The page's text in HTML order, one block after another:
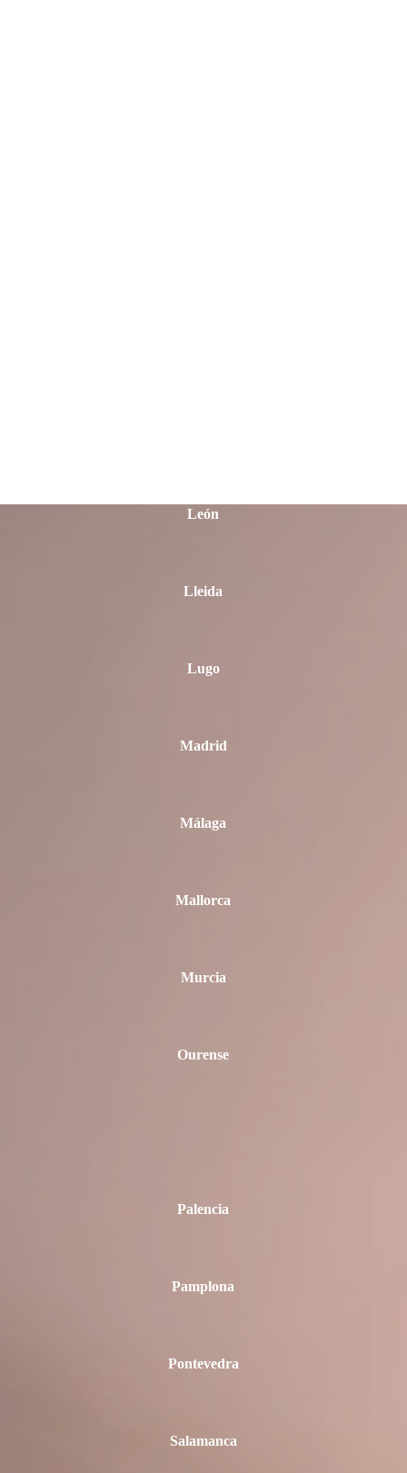
León
Lleida
Lugo
Madrid
Málaga
Mallorca
Murcia
Ourense
Palencia
Pamplona
Pontevedra
Salamanca